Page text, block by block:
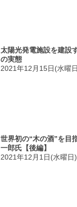
太陽光発電施設を建設
の実態
2021年12月15日(水曜
世界初の“木の酒”を目
一郎氏【後編】
2021年12月1日(水曜日)